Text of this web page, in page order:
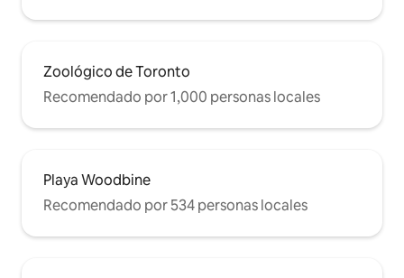
Zoológico de Toronto
Recomendado por 1,000 personas locales
Playa Woodbine
Recomendado por 534 personas locales